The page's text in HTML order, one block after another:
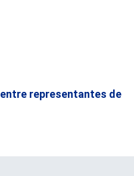
representantes de